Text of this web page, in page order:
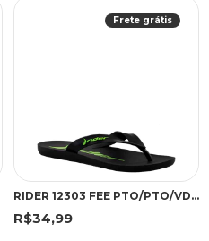
Frete grátis
RIDER 12303 FEE PTO/PTO/VDE 43 PKV 12303 PRETO/PRETO/VERDE
R$34,99